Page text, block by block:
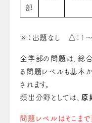
部
×：出題なし △：1
全学部の問題は、総
る問題レベルも基本
されます。
頻出分野としては、 原
問題レベルはそこま